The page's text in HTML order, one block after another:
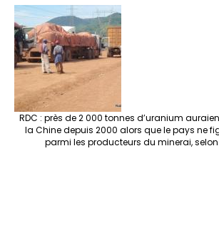
RDC : près de 2 000 tonnes d’uranium
la Chine depuis 2000 alors que le pays ne
parmi les producteurs du minerai,